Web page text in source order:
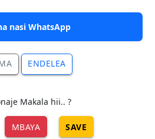
nasi WhatsApp
ENDELEA
Makala hii.. ?
MBAYA SAVE